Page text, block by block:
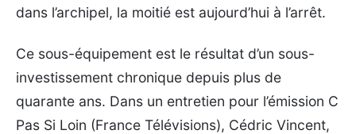
dans l’archipel, la moitié est aujourd’hui à l’arrêt.
Ce sous-équipement est le résultat d’un sous-
investissement chronique depuis plus de
quarante ans. Dans un entretien pour l’émission C
Pas Si Loin (France Télévisions), Cédric Vincent,